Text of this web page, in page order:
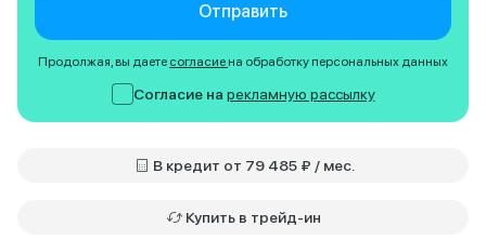
Отправить
Продолжая, вы даете согласие на обработку персональных данных
Согласие на рекламную рассылку
В кредит от 79 485 ₽ / мес.
Купить в трейд-ин